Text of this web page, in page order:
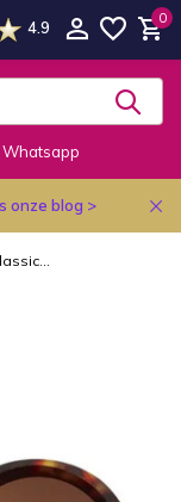
4.9
0
onze blog >